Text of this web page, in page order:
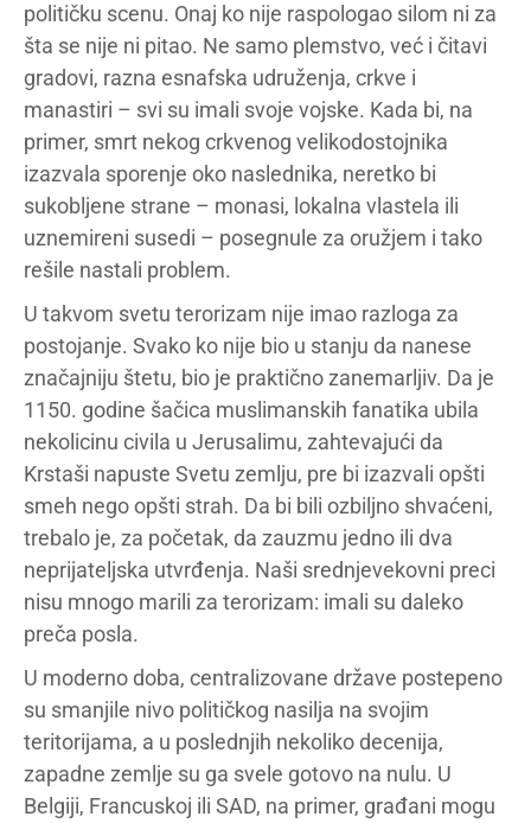
političku scenu. Onaj ko nije raspologao silom ni za
šta se nije ni pitao. Ne samo plemstvo, već i čitavi
gradovi, razna esnafska udruženja, crkve i
manastiri – svi su imali svoje vojske. Kada bi, na
primer, smrt nekog crkvenog velikodostojnika
izazvala sporenje oko naslednika, neretko bi
sukobljene strane – monasi, lokalna vlastela ili
uznemireni susedi – posegnule za oružjem i tako
rešile nastali problem.
U takvom svetu terorizam nije imao razloga za
postojanje. Svako ko nije bio u stanju da nanese
značajniju štetu, bio je praktično zanemarljiv. Da je
1150. godine šačica muslimanskih fanatika ubila
nekolicinu civila u Jerusalimu, zahtevajući da
Krstaši napuste Svetu zemlju, pre bi izazvali opšti
smeh nego opšti strah. Da bi bili ozbiljno shvaćeni,
trebalo je, za početak, da zauzmu jedno ili dva
neprijateljska utvrđenja. Naši srednjevekovni preci
nisu mnogo marili za terorizam: imali su daleko
preča posla.
U moderno doba, centralizovane države postepeno
su smanjile nivo političkog nasilja na svojim
teritorijama, a u poslednjih nekoliko decenija,
zapadne zemlje su ga svele gotovo na nulu. U
Belgiji, Francuskoj ili SAD, na primer, građani mogu